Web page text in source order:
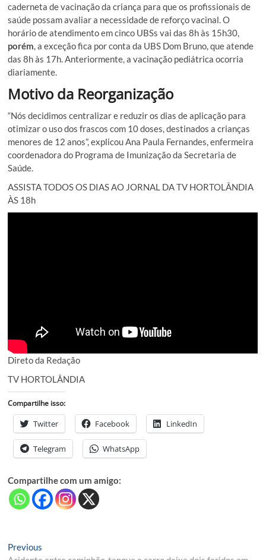
caderneta de vacinação da criança para que os profissionais de
saúde possam avaliar a necessidade de reforço vacinal. O
horário de atendimento em cinco UBSs vai das 8h às 15h30,
porém, a exceção fica por conta da UBS Dom Bruno, que atende
das 8h às 17h. Anteriormente, a vacinação pediátrica ocorria
diariamente.
Motivo da Reorganização
“Nós decidimos centralizar e reduzir os dias de aplicação para
otimizar o uso dos frascos com 10 doses, destinados a crianças
menores de 12 anos”, explicou Ana Paula Fernandes, enfermeira
coordenadora do Programa de Imunização da Secretaria de
Saúde.
ASSISTA TODOS OS DIAS AO JORNAL DA TV HORTOLÂNDIA
ÀS 18h
Direto da Redação
TV HORTOLÂNDIA
Compartilhe isso:
Twitter Facebook LinkedIn
Telegram WhatsApp
Compartilhe com um amigo:
Navegação
Previous